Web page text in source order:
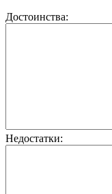
Достоинства:
Недостатки: